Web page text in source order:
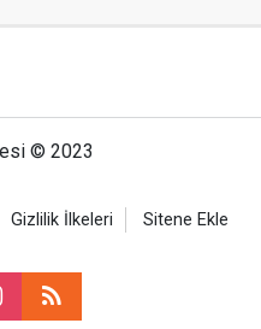
© 2023
Gizlilik İlkeleri Sitene Ekle